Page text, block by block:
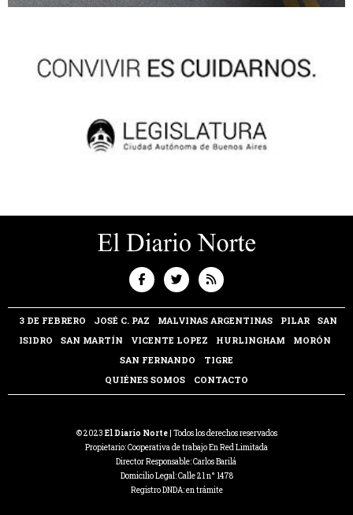
3 DE FEBRERO JOSÉ C. PAZ MALVINAS ARGENTINAS PILAR
SAN
ISIDRO
SAN MARTÍN VICENTE LOPEZ HURLINGHAM
MORÓN
SAN FERNANDO
TIGRE
QUIÉNES SOMOS
CONTACTO
© 2023 El Diario Norte| Todos los derechos reservados
Propietario: Cooperativa de trabajo En Red Limitada
Director Responsable: Carlos Barilá
Domicilio Legal: Calle 21 n° 1478
Registro DNDA: en trámite